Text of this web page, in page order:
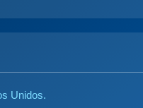
Unidos.